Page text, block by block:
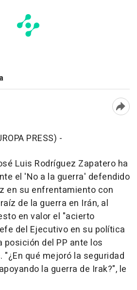
PRESS) -
Luis Rodríguez Zapatero ha
el 'No a la guerra' defendido
en su enfrentamiento con
de la guerra en Irán, al
en valor el "acierto
del Ejecutivo en su política
del PP ante los
qué mejoró la seguridad
la guerra de Irak?", le